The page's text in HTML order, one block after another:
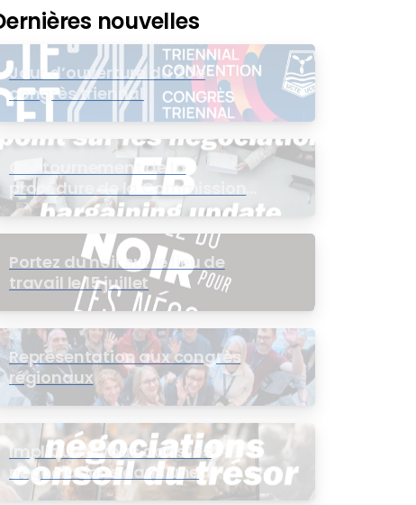
nouvelles
Jour d’ouverture du 20e
congrès triennal
Contournement de la
procédure de la Commission
de l’intérêt public (CIP) pour le
groupe EB
Portez du noir sur le lieu de
travail le 15 juillet
Représentation aux congrès
régionaux
Impliquez-vous dans les
négociations dans une
assemblée virtuelle